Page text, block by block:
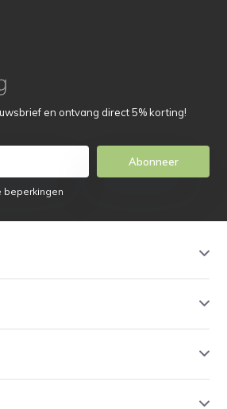
en ontvang direct 5% korting!
Abonneer
beperkingen